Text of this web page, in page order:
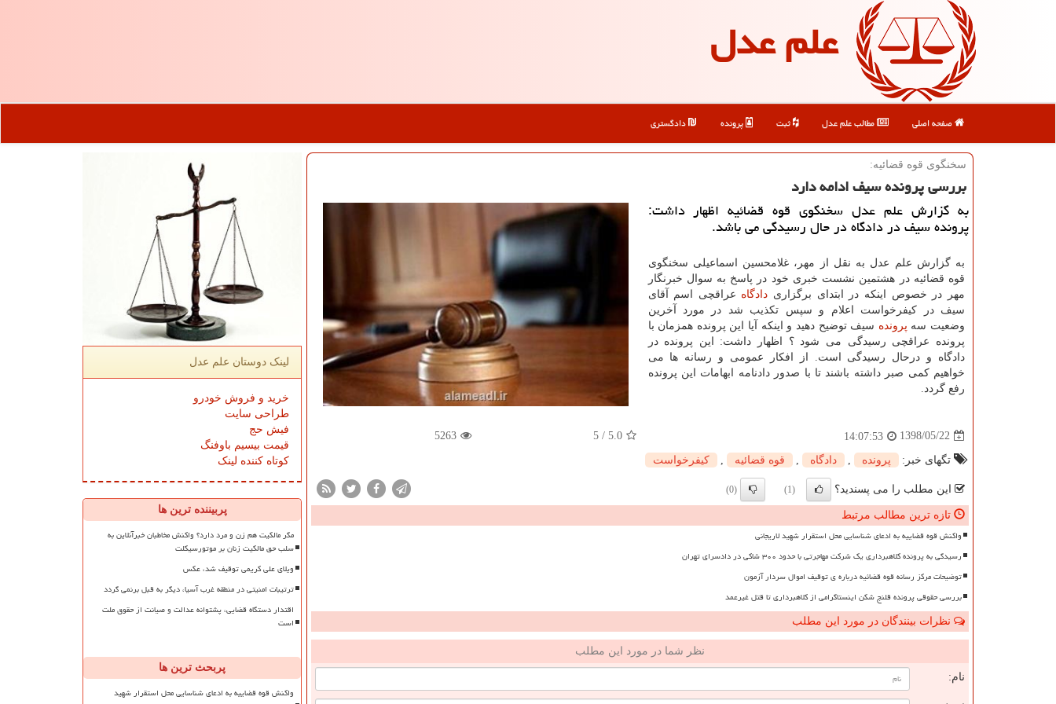
علم عدل
صفحه اصلی مطالب علم عدل ثبت پرونده دادگستری
سخنگوی قوه قضائیه:
بررسی پرونده سیف ادامه دارد
به گزارش علم عدل سخنگوی قوه قضائیه اظهار داشت:
پرونده سیف در دادگاه در حال رسیدگی می باشد.
به گزارش علم عدل به نقل از مهر، غلامحسین اسماعیلی سخنگوی
قوه قضائیه در هشتمین نشست خبری خود در پاسخ به سوال خبرنگار
مهر در خصوص اینكه در ابتدای برگزاری دادگاه عراقچی اسم آقای
سیف در كیفرخواست اعلام و سپس تكذیب شد در مورد آخرین
وضعیت سه پرونده سیف توضیح دهید و اینكه آیا این پرونده همزمان با
پرونده عراقچی رسیدگی می شود ؟ اظهار داشت: این پرونده در
دادگاه و درحال رسیدگی است. از افكار عمومی و رسانه ها می
خواهیم كمی صبر داشته باشند تا با صدور دادنامه ابهامات این پرونده
رفع گردد.
1398/05/22
14:07:53
5.0
/
5
5263
تگهای خبر: پرونده دادگاه قوه قضائیه كیفرخواست
این مطلب را می پسندید؟ (1)
(0)
تازه ترین مطالب مرتبط
واکنش قوه قضاییه به ادعای شناسایی محل استقرار شهید لاریجانی
رسیدگی به پرونده کلاهبرداری یک شرکت مهاجرتی با حدود ۳۰۰ شاکی در دادسرای تهران
توضیحات مرکز رسانه قوه قضائیه درباره ی توقیف اموال سردار آزمون
بررسی حقوقی پرونده قلنج شکن اینستاگرامی از کلاهبرداری تا قتل غیرعمد
نظرات بینندگان در مورد این مطلب
نظر شما در مورد این مطلب
نام:
لینک دوستان علم عدل
خرید و فروش خودرو
طراحی سایت
فیش حج
قیمت بیسیم باوفنگ
کوتاه کننده لینک
پربیننده ترین ها
مگر مالکیت هم زن و مرد دارد؟ واکنش مخاطبان خبرآنلاین به
سلب حق مالکیت زنان بر موتورسیکلت
ویلای علی کریمی توقیف شد، عکس
ترتیبات امنیتی در منطقه غرب آسیا، دیگر به قبل برنمی گردد
اقتدار دستگاه قضایی، پشتوانه عدالت و صیانت از حقوق ملت
است
پربحث ترین ها
واکنش قوه قضاییه به ادعای شناسایی محل استقرار شهید